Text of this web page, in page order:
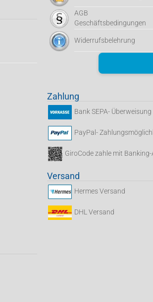
AGB
Geschäftsbedingungen
Widerrufsbelehrung
Zahlung
Bank SEPA- Überweisung
PayPal-
GiroCode zahle mit Banking-
Versand
Hermes Versand
DHL Versand